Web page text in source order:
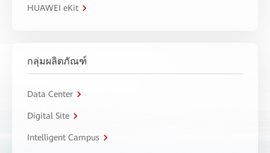
HUAWEI eKit
กลุ่มผลิตภัณฑ์
Data Center
Digital Site
Intelligent Campus